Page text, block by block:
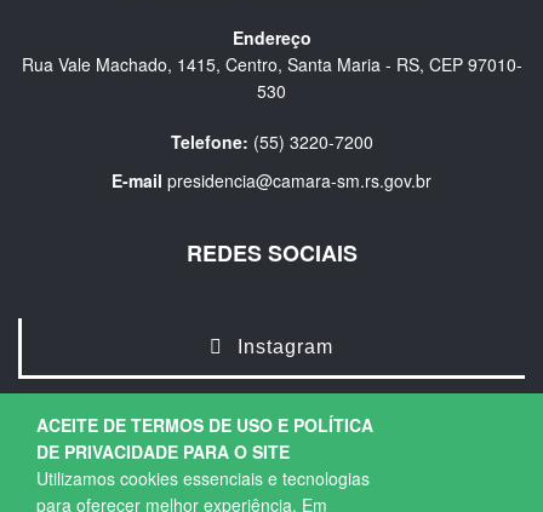
ACEITE DE TERMOS DE USO E POLÍTICA
DE PRIVACIDADE PARA O SITE
Utilizamos cookies essenciais e tecnologias
para oferecer melhor experiência. Em
Endereço
Rua Vale Machado, 1415, Centro, Santa Maria - RS, CEP 97010-
530
Telefone: (55) 3220-7200
E-mail presidencia@camara-sm.rs.gov.br
REDES SOCIAIS
Instagram